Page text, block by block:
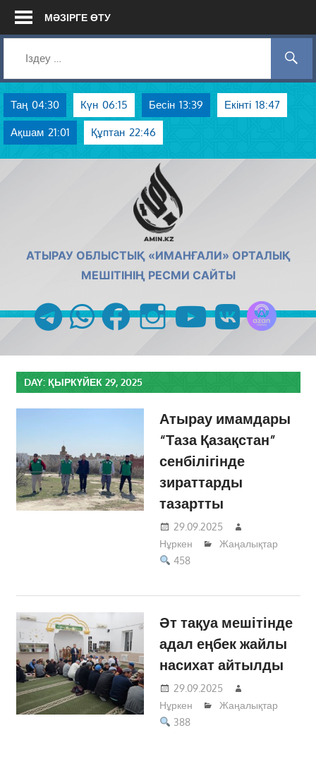
Skip
МӘЗІРГЕ ӨТУ
Таң 04:30 Күн 06:15 Бесін 13:39 Екінті 18:47
Ақшам 21:01 Құптан 22:46
АТЫРАУ ОБЛЫСТЫҚ «ИМАНҒАЛИ» ОРТАЛЫҚ
МЕШІТІНІҢ РЕСМИ САЙТЫ
telegramwhatsappfacebookinstagramyoutubevk
DAY: ҚЫРКҮЙЕК 29, 2025
Атырау имамдары
“Таза Қазақстан”
сенбілігінде
зираттарды
тазартты
29.09.2025
Нұркен
Жаңалықтар
458
Әт тақуа мешітінде
адал еңбек жайлы
насихат айтылды
29.09.2025
Нұркен
Жаңалықтар
388